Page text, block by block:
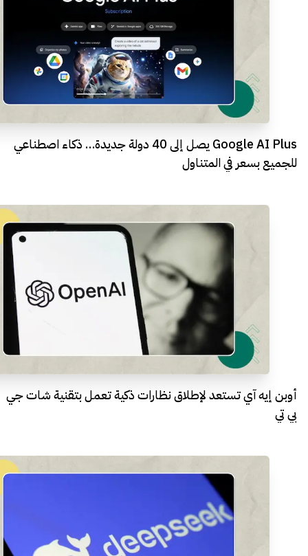
Google AI Plus يصل إلى 40 دولة جديدة… ذكاء اصطناعي
للجميع بسعر في المتناول
أوبن إيه آي تستعد لإطلاق نظارات ذكية تعمل بتقنية شات جي
بي تي